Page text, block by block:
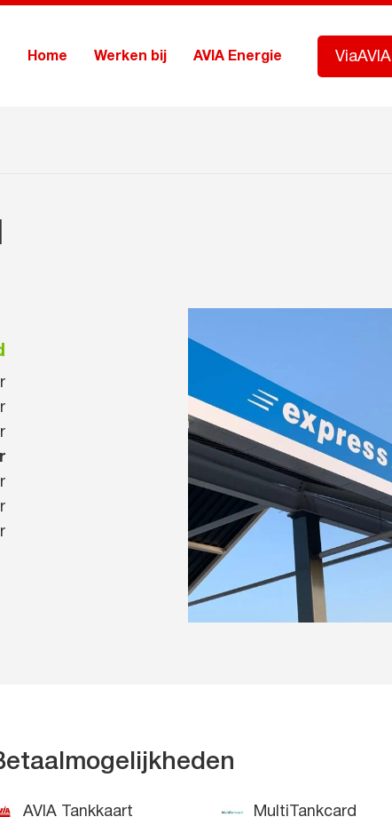
Home Werken bij AVIA Energie ViaAVIA
AVIA Tankkaart
MultiTankcard